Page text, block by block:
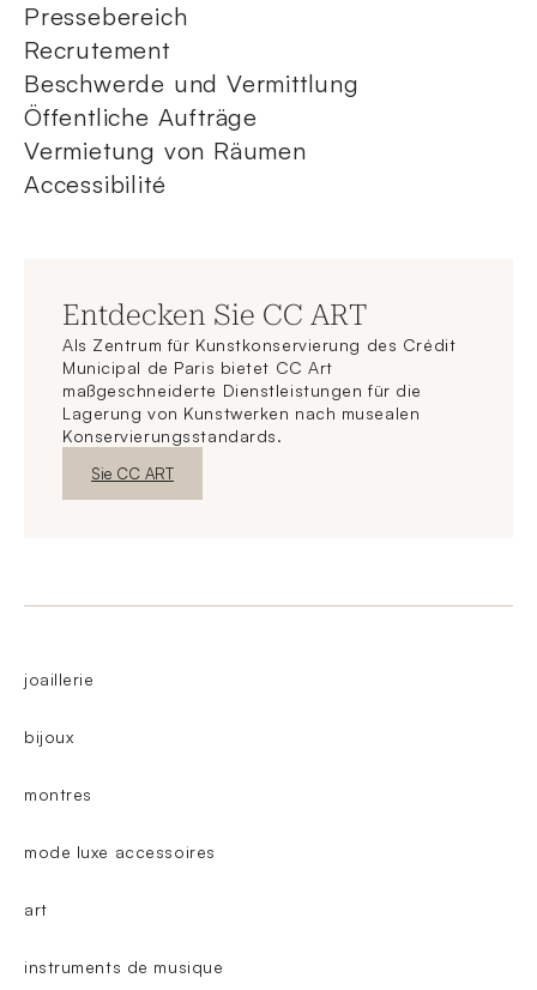
Pressebereich
Recrutement
Beschwerde und Vermittlung
Öffentliche Aufträge
Vermietung von Räumen
Accessibilité
Entdecken Sie CC ART
Als Zentrum für Kunstkonservierung des Crédit
Municipal de Paris bietet CC Art
maßgeschneiderte Dienstleistungen für die
Lagerung von Kunstwerken nach musealen
Konservierungsstandards.
Neues FensterEntdecken
Sie CC ART
joaillerie
bijoux
montres
mode luxe accessoires
art
instruments de musique